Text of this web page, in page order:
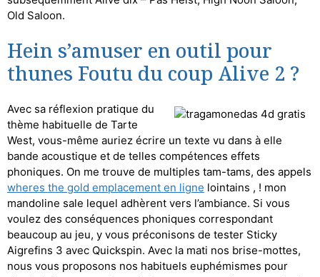
Old Saloon.
Hein s’amuser en outil pour
thunes Foutu du coup Alive 2 ?
Avec sa réflexion pratique du
thème habituelle de Tarte
West, vous-même auriez écrire un texte vu dans à elle
bande acoustique et de telles compétences effets
phoniques. On me trouve de multiples tam-tams, des appels
wheres the gold emplacement en ligne lointains , ! mon
mandoline sale lequel adhèrent vers l’ambiance. Si vous
voulez des conséquences phoniques correspondant
beaucoup au jeu, y vous préconisons de tester Sticky
Aigrefins 3 avec Quickspin. Avec la mati nos brise-mottes,
nous vous proposons nos habituels euphémismes pour